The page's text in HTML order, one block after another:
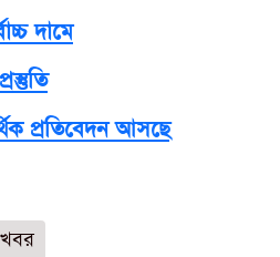
দামে
প্রতিবেদন আসছে